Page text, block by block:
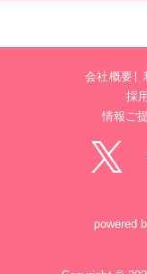
会社概要
採
情報ご
powered